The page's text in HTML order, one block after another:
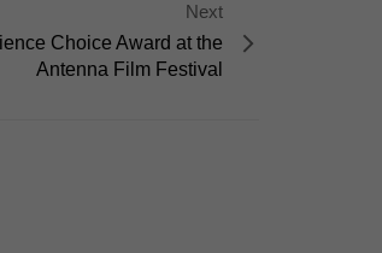
Next
Choice Award at the
Antenna Film Festival